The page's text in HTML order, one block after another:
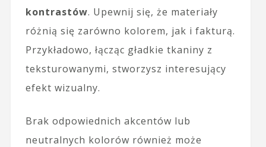
kontrastów. Upewnij się, że materiały
różnią się zarówno kolorem, jak i fakturą.
Przykładowo, łącząc gładkie tkaniny z
teksturowanymi, stworzysz interesujący
efekt wizualny.
Brak odpowiednich akcentów lub
neutralnych kolorów również może